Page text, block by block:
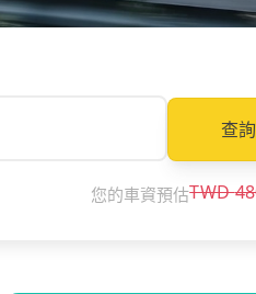
查
您的車資預估TWD